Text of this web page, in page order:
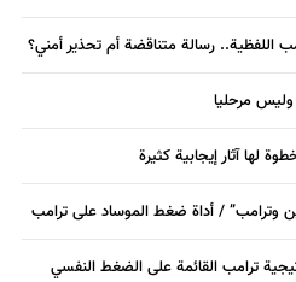
اللفظية.. رسالة متناقضة أم تحذير أمني؟
مرحليا
لها آثار إيجابية كثيرة
وترامب” / أداة ضغط الموساد على ترامب
ترامب القائمة على الضغط النفسي